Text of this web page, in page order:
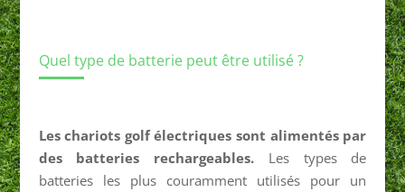
Quel type de batterie peut être utilisé ?
Les chariots golf électriques sont alimentés par
des batteries rechargeables. Les types de
batteries les plus couramment utilisés pour un